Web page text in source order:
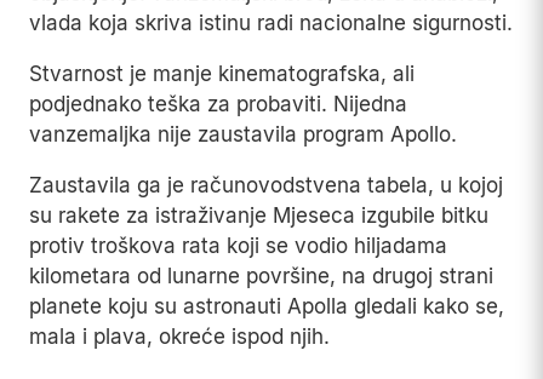
Javni interes za slijetanja na Mjesec, ogroman u
julu 1969. godine tokom leta Apolla 11, opadao je
gotovo mjerljivom brzinom sa svakom sljedećom
misijom.